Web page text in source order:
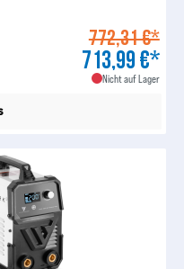
772,31 €*
713,99 €*
Nicht auf Lager